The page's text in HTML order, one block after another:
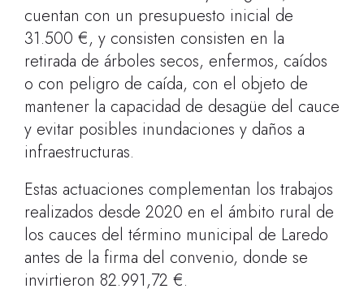
cuentan con un presupuesto inicial de
31.500 €, y consisten consisten en la
retirada de árboles secos, enfermos, caídos
o con peligro de caída, con el objeto de
mantener la capacidad de desagüe del cauce
y evitar posibles inundaciones y daños a
infraestructuras.
Estas actuaciones complementan los trabajos
realizados desde 2020 en el ámbito rural de
los cauces del término municipal de Laredo
antes de la firma del convenio, donde se
invirtieron 82.991,72 €.